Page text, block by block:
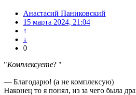
Анастасий Паниковский
15 марта 2024, 21:04
↑
↓
0
"Комплексуете? "
— Благодарю! (а не комплексую)
Наконец то я понял, из за чего была